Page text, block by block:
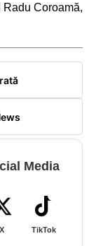
Coroamă,
Media
X TikTok